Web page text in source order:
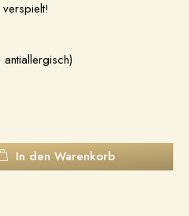
In den Warenkorb